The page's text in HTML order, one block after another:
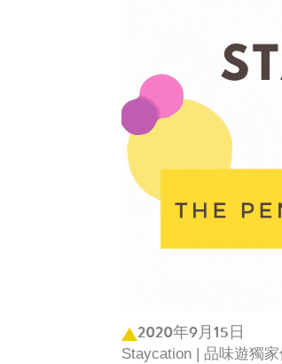
2020年9月15日
Staycation | 品味遊獨